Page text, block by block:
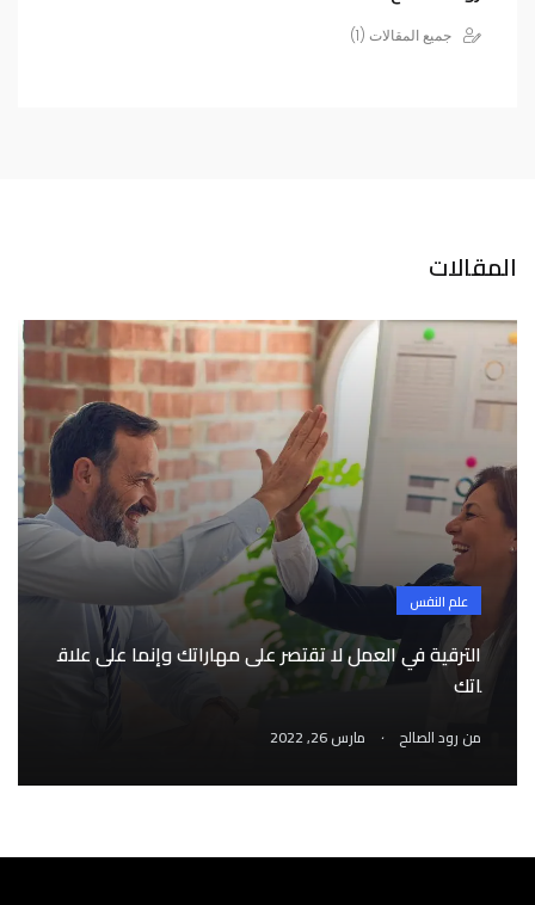
جميع المقالات (1)
المقالات
علم النفس
الترقية في العمل لا تقتصر على مهاراتك وإنما على علاق
اتك
من رود الصالح . مارس 26, 2022